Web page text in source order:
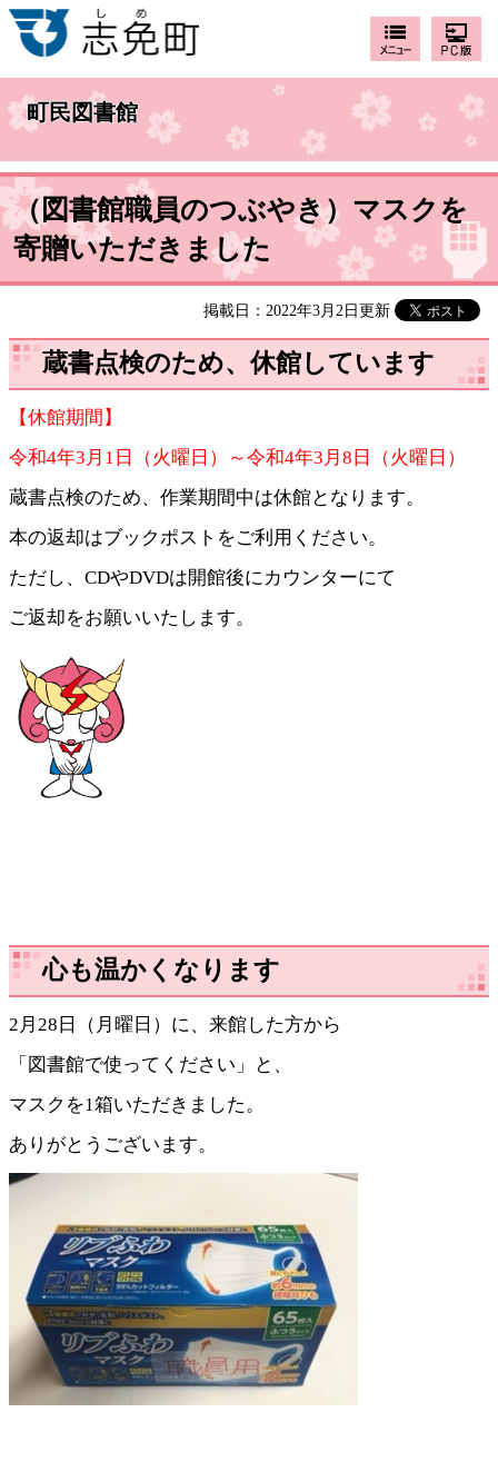
町民図書館
（図書館職員のつぶやき）マスクを
寄贈いただきました
掲載日：2022年3月2日更新
蔵書点検のため、休館しています
【休館期間】
令和4年3月1日（火曜日）～令和4年3月8日（火曜日）
蔵書点検のため、作業期間中は休館となります。
本の返却はブックポストをご利用ください。
ただし、CDやDVDは開館後にカウンターにて
ご返却をお願いいたします。
心も温かくなります
2月28日（月曜日）に、来館した方から
「図書館で使ってください」と、
マスクを1箱いただきました。
ありがとうございます。